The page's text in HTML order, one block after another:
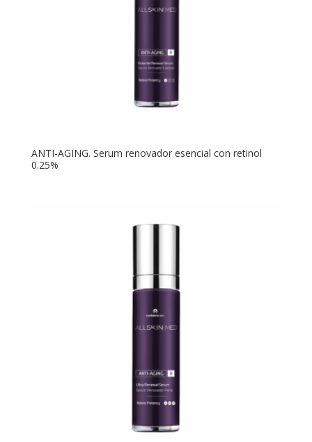
ANTI-AGING. Serum renovador esencial con retinol
0.25%